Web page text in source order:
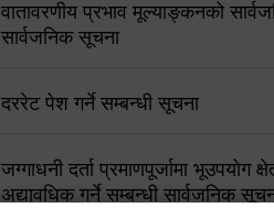
वातावरणीय प्रभाव मूल्याङ्कनको
सार्वजनिक सूचना
दररेट पेश गर्ने सम्बन्धी सूचना
जग्गाधनी दर्ता प्रमाणपूर्जामा भूउपयोग
अद्यावधिक गर्ने सम्बन्धी सार्वजनिक